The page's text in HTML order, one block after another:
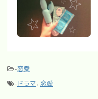
-恋愛
- ドラマ, 恋愛